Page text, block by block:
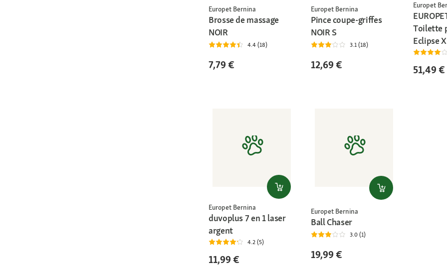
Europet Bernina
Brosse de massage
NOIR
4.4 (18)
7,79 €
Europet Bernina
Pince coupe-griffes
NOIR S
3.1 (18)
12,69 €
Europet
Toilette
Eclipse
51,49 €
Europet Bernina
duvoplus 7 en 1 laser
argent
4.2 (5)
11,99 €
Europet Bernina
Ball Chaser
3.0 (1)
19,99 €